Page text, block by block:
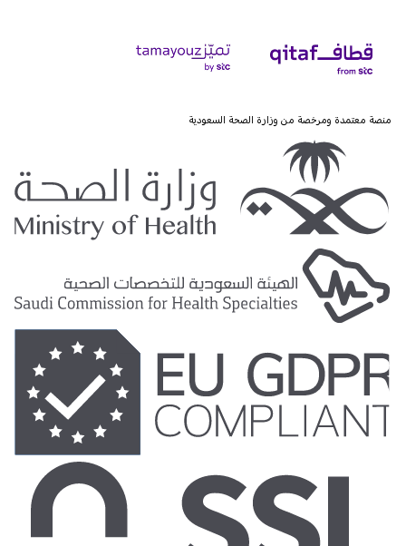
منصة معتمدة ومرخصة من وزارة الصحة السعودية